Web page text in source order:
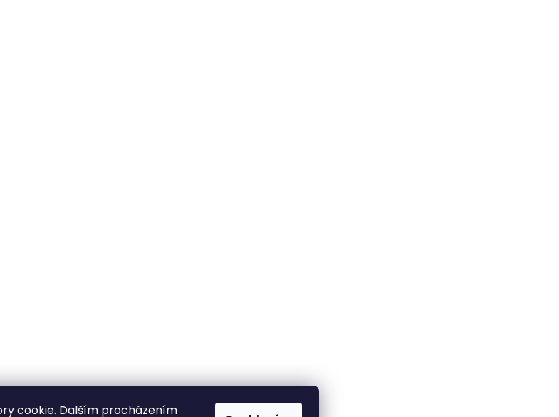
cookie. Dalším procházením